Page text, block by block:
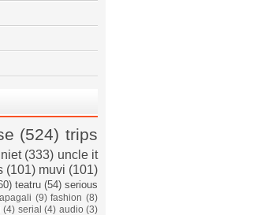
(524) trips
niet (333) uncle it
(101) muvi (101)
teatru (54) serious
(9) fashion (8)
(4) serial (4) audio (3)